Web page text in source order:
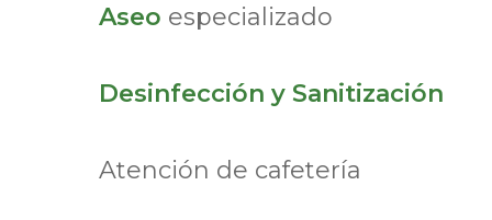
Aseo especializado
Desinfección y Sanitización
Atención de cafetería